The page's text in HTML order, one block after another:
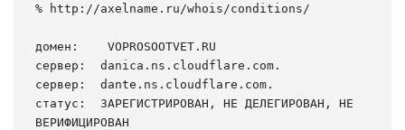
% http://axelname.ru/whois/conditions/
домен:    VOPROSOOTVET.RU
сервер:  danica.ns.cloudflare.com.
сервер:  dante.ns.cloudflare.com.
статус:  ЗАРЕГИСТРИРОВАН, НЕ ДЕЛЕГИРОВАН, НЕ
ВЕРИФИЦИРОВАН